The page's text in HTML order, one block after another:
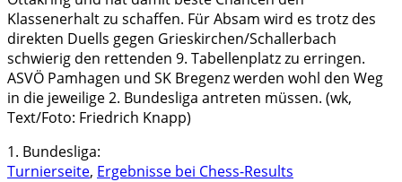
Klassenerhalt zu schaffen. Für Absam wird es trotz des
direkten Duells gegen Grieskirchen/Schallerbach
schwierig den rettenden 9. Tabellenplatz zu erringen.
ASVÖ Pamhagen und SK Bregenz werden wohl den Weg
in die jeweilige 2. Bundesliga antreten müssen. (wk,
Text/Foto: Friedrich Knapp)
1. Bundesliga:
Turnierseite, Ergebnisse bei Chess-Results